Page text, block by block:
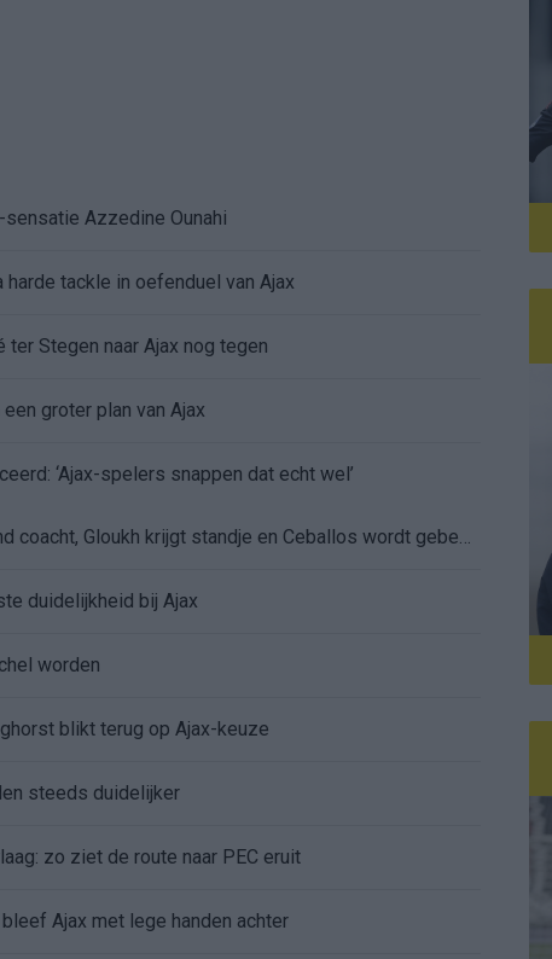
Azzedine Ounahi
tackle in oefenduel van Ajax
Stegen naar Ajax nog tegen
groter plan van Ajax
‘Ajax-spelers snappen dat echt wel’
De eerste Míchel-dagen bij Ajax: Blind coacht, Gloukh krijgt standje en Ceballos wordt gebeld
duidelijkheid bij Ajax
worden
blikt terug op Ajax-keuze
steeds duidelijker
zo ziet de route naar PEC eruit
Ajax met lege handen achter